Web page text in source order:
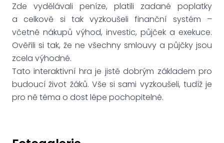
Zde vydělávali peníze, platili zadané poplatky
a celkově si tak vyzkoušeli finanční systém –
včetně nákupů výhod, investic, půjček a exekuce.
Ověřili si tak, že ne všechny smlouvy a půjčky jsou
zcela výhodné.
Tato interaktivní hra je jistě dobrým základem pro
budoucí život žáků. Vše si sami vyzkoušeli, tudíž je
pro ně téma o dost lépe pochopitelné.